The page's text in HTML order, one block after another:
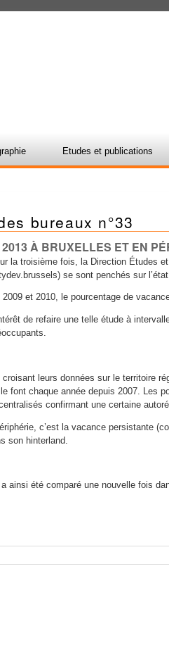
Etudes et publications
bureaux n°33
À BRUXELLES ET EN
la troisième fois, la Direction Études
se sont penchés sur
2009 et 2010, le pourcentage de
de refaire une telle étude à
croisant leurs données sur le territoire
font chaque année depuis 2007. Les
confirmant une certaine
c’est la vacance persistante
son hinterland.
ainsi été comparé une nouvelle fois